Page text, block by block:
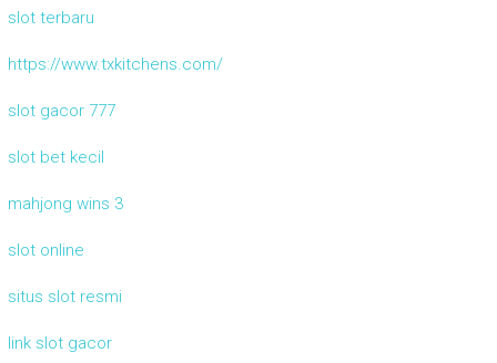
slot terbaru
https://www.txkitchens.com/
slot gacor 777
slot bet kecil
mahjong wins 3
slot online
situs slot resmi
link slot gacor